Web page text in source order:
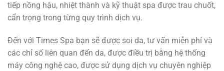
tiếp nồng hậu, nhiệt thành và kỹ thuật spa được trau chuốt,
cẩn trọng trong từng quy trình dịch vụ.
Đến với Times Spa bạn sẽ được soi da, tư vấn miễn phí và
các chỉ số liên quan đến da, được điều trị bằng hệ thống
máy công nghệ cao, được sử dụng dịch vụ chuyên nghiệp